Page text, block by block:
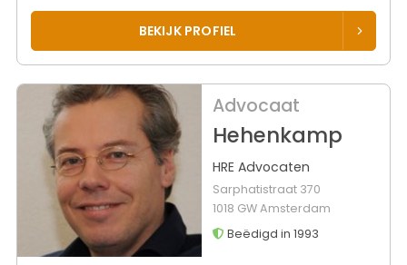
BEKIJK PROFIEL
Advocaat
Hehenkamp
HRE Advocaten
Sarphatistraat 370
1018 GW Amsterdam
Beëdigd in 1993